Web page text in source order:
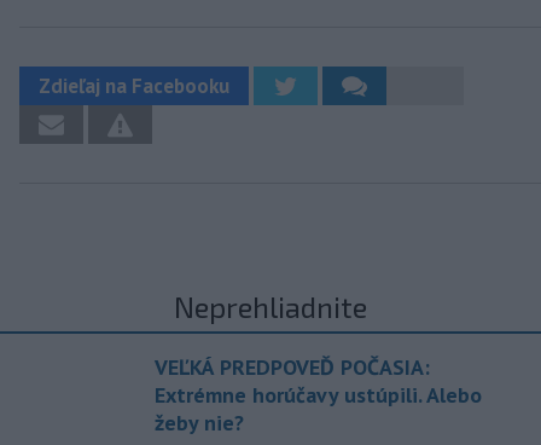
Zdieľaj na Facebooku
Neprehliadnite
VEĽKÁ PREDPOVEĎ POČASIA:
Extrémne horúčavy ustúpili. Alebo
žeby nie?